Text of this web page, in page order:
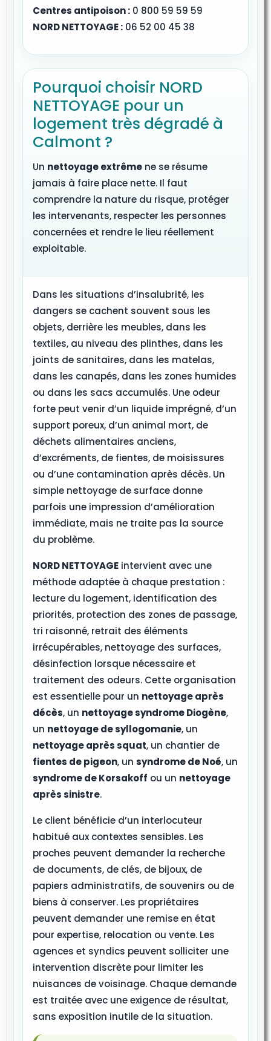
Centres antipoison : 0 800 59 59 59
NORD NETTOYAGE : 06 52 00 45 38
Pourquoi choisir NORD
NETTOYAGE pour un
logement très dégradé à
Calmont ?
Un nettoyage extrême ne se résume
jamais à faire place nette. Il faut
comprendre la nature du risque, protéger
les intervenants, respecter les personnes
concernées et rendre le lieu réellement
exploitable.
Dans les situations d’insalubrité, les
dangers se cachent souvent sous les
objets, derrière les meubles, dans les
textiles, au niveau des plinthes, dans les
joints de sanitaires, dans les matelas,
dans les canapés, dans les zones humides
ou dans les sacs accumulés. Une odeur
forte peut venir d’un liquide imprégné, d’un
support poreux, d’un animal mort, de
déchets alimentaires anciens,
d’excréments, de fientes, de moisissures
ou d’une contamination après décès. Un
simple nettoyage de surface donne
parfois une impression d’amélioration
immédiate, mais ne traite pas la source
du problème.
NORD NETTOYAGE intervient avec une
méthode adaptée à chaque prestation :
lecture du logement, identification des
priorités, protection des zones de passage,
tri raisonné, retrait des éléments
irrécupérables, nettoyage des surfaces,
désinfection lorsque nécessaire et
traitement des odeurs. Cette organisation
est essentielle pour un nettoyage après
décès, un nettoyage syndrome Diogène,
un nettoyage de syllogomanie, un
nettoyage après squat, un chantier de
fientes de pigeon, unsyndrome de Noé, un
syndrome de Korsakoff ou un nettoyage
après sinistre.
Le client bénéficie d’un interlocuteur
habitué aux contextes sensibles. Les
proches peuvent demander la recherche
de documents, de clés, de bijoux, de
papiers administratifs, de souvenirs ou de
biens à conserver. Les propriétaires
peuvent demander une remise en état
pour expertise, relocation ou vente. Les
agences et syndics peuvent solliciter une
intervention discrète pour limiter les
nuisances de voisinage. Chaque demande
est traitée avec une exigence de résultat,
sans exposition inutile de la situation.